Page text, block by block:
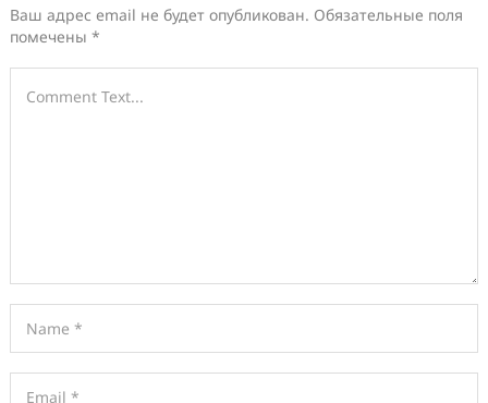
Ваш адрес email не будет опубликован. Обязательные поля
помечены *